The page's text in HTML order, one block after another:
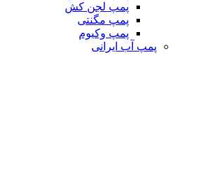
پمپ لجن کش
پمپ مگنتی
پمپ وکیوم
پمپ آب ایرانی